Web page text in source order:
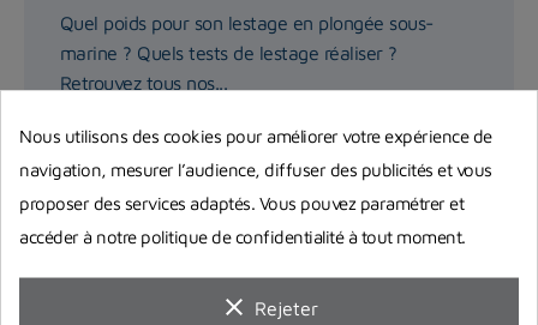
Quel poids pour son lestage en plongée sous-
marine ? Quels tests de lestage réaliser ?
Retrouvez tous nos...
Nous utilisons des cookies pour améliorer votre expérience de
navigation, mesurer l’audience, diffuser des publicités et vous
proposer des services adaptés. Vous pouvez paramétrer et
accéder à notre politique de confidentialité à tout moment.
clear Rejeter